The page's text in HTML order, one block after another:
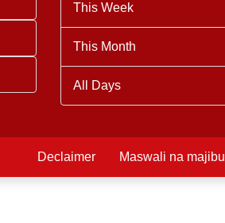
This Week
This Month
All Days
Declaimer Maswali na majibu